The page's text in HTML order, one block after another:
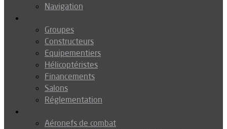
Navigation
Groupes
Constructeurs
Equipementiers
Hélicoptéristes
Financements
Salons
Réglementation
Aéronefs de combat